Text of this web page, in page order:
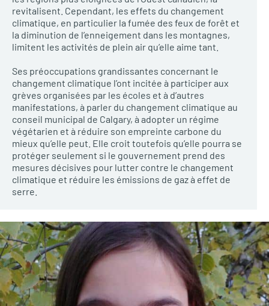
revitalisent. Cependant, les effets du changement
climatique, en particulier la fumée des feux de forêt et
la diminution de l’enneigement dans les montagnes,
limitent les activités de plein air qu’elle aime tant.
Ses préoccupations grandissantes concernant le
changement climatique l’ont incitée à participer aux
grèves organisées par les écoles et à d’autres
manifestations, à parler du changement climatique au
conseil municipal de Calgary, à adopter un régime
végétarien et à réduire son empreinte carbone du
mieux qu’elle peut. Elle croit toutefois qu’elle pourra se
protéger seulement si le gouvernement prend des
mesures décisives pour lutter contre le changement
climatique et réduire les émissions de gaz à effet de
serre.